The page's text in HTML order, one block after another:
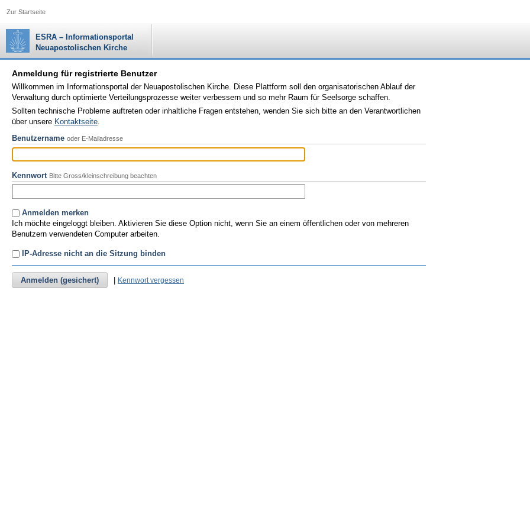
Zur Startseite
ESRA – Informationsportal
Neuapostolischen Kirche
Anmeldung für registrierte Benutzer
Willkommen im Informationsportal der Neuapostolischen Kirche. Diese Plattform soll den organisatorischen Ablauf der
Verwaltung durch optimierte Verteilungsprozesse weiter verbessern und so mehr Raum für Seelsorge schaffen.
Sollten technische Probleme auftreten oder inhaltliche Fragen entstehen, wenden Sie sich bitte an den Verantwortlichen
über unsere Kontaktseite.
Benutzername oder E-Mailadresse
Kennwort Bitte Gross/kleinschreibung beachten
Anmelden merken
Ich möchte eingeloggt bleiben. Aktivieren Sie diese Option nicht, wenn Sie an einem öffentlichen oder von mehreren
Benutzern verwendeten Computer arbeiten.
IP-Adresse nicht an die Sitzung binden
Anmelden (gesichert) Kennwort vergessen